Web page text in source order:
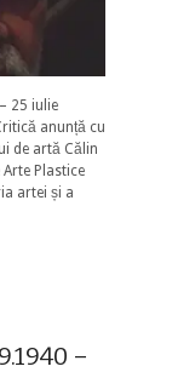
25 iulie
anunță cu
de artă Călin
Plastice
artei și a
–